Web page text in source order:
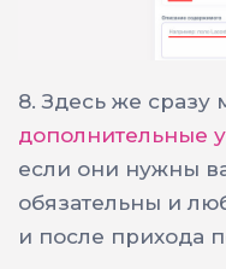
8.Здесь же сразу
дополнительные
если они нужны
обязательны и
и после прихода